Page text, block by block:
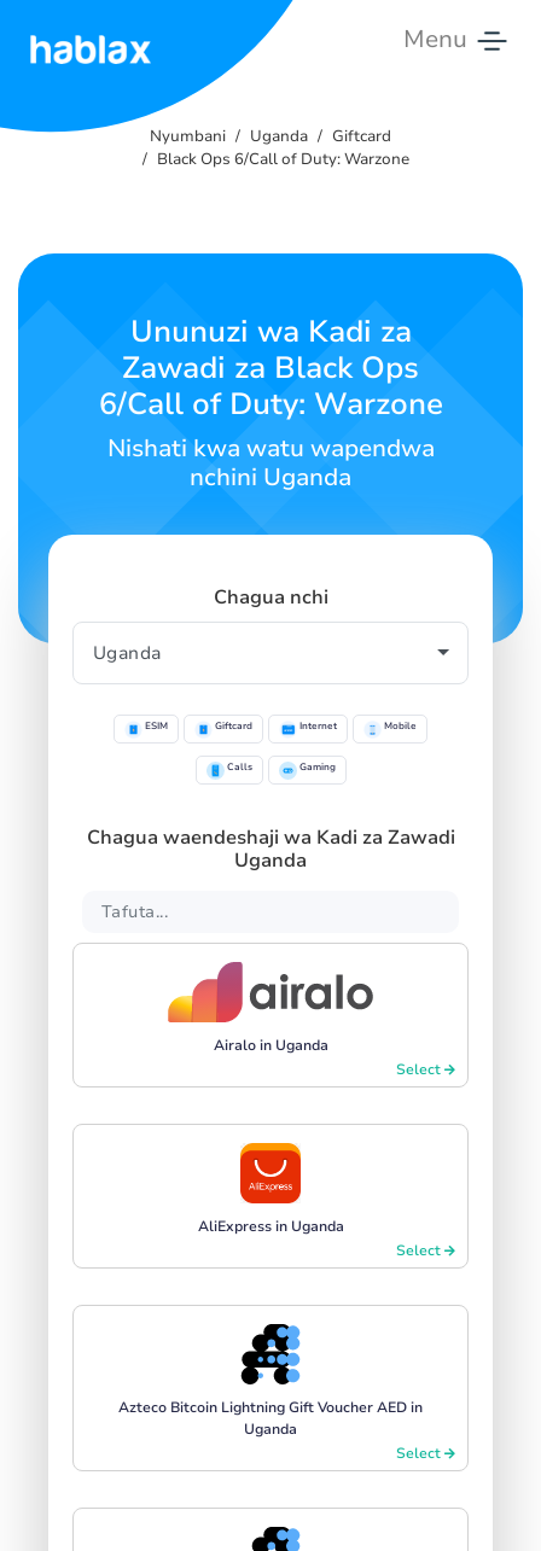
Menu
Nasi
Nyumbani Uganda
Giftcard
Black Ops 6/Call of Duty: Warzone
Ununuzi wa Kadi za
Zawadi za Black Ops
6/Call of Duty: Warzone
Nishati kwa watu wapendwa
nchini Uganda
Chagua nchi
ESIM Giftcard Internet Mobile
Calls Gaming
Chagua waendeshaji wa Kadi za Zawadi
Uganda
Airalo in Uganda
Select
AliExpress in Uganda
Select
Azteco Bitcoin Lightning Gift Voucher AED in
Uganda
Select